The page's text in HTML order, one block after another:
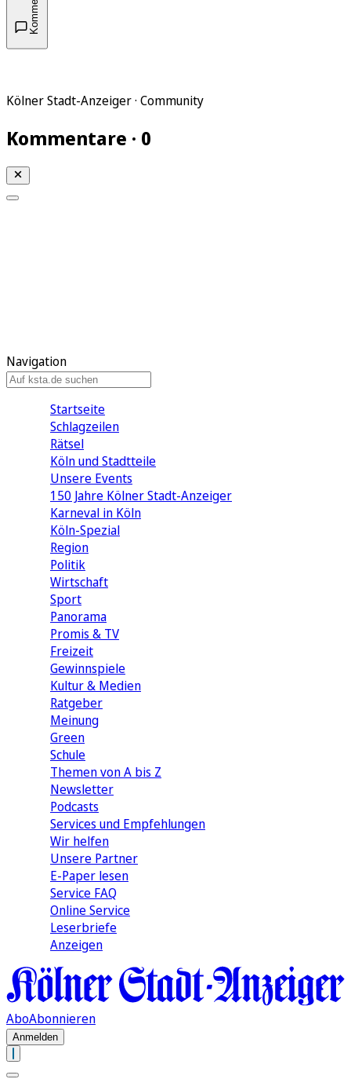
Kölner Stadt-Anzeiger · Community
Kommentare · 0
Navigation
Startseite
Schlagzeilen
Rätsel
Köln und Stadtteile
Unsere Events
150 Jahre Kölner Stadt-Anzeiger
Karneval in Köln
Köln-Spezial
Region
Politik
Wirtschaft
Sport
Panorama
Promis & TV
Freizeit
Gewinnspiele
Kultur & Medien
Ratgeber
Meinung
Green
Schule
Themen von A bis Z
Newsletter
Podcasts
Services und Empfehlungen
Wir helfen
Unsere Partner
E-Paper lesen
Service FAQ
Online Service
Leserbriefe
Anzeigen
AboAbonnieren
Anmelden